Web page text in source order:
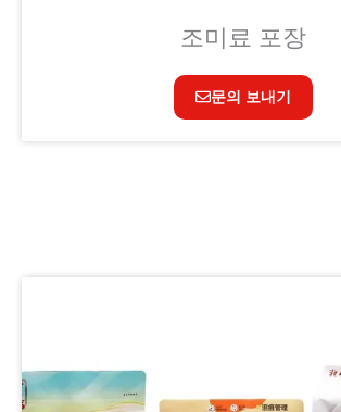
조미료 포장
문의 보내기